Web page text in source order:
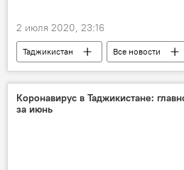
2 июля 2020, 23:16
Таджикистан Все новости
Транспорт
Коронавирус в Таджикистане:
за июнь